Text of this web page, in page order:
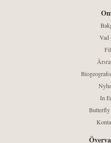
Vad
In
Butterfly